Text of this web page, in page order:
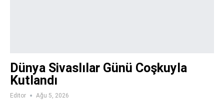
Dünya Sivaslılar Günü Coşkuyla
Kutlandı
Editor Ağu 5, 2026